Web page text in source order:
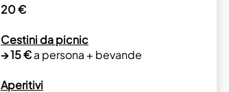
20 €
Cestini da picnic
→ 15 €a persona + bevande
Aperitivi